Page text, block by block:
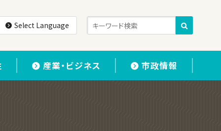
Select Language
産業・ビジネス 市政情報